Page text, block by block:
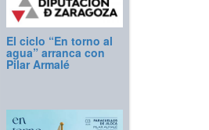
El ciclo “En torno al
agua” arranca con
Pilar Armalé